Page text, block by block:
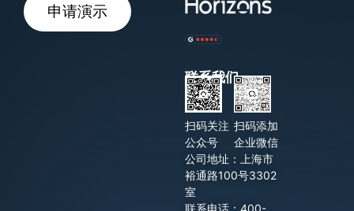
申请演示
联系我们
扫码关注
公众号
扫码添加
企业微信
公司地址：上海市
裕通路100号3302
室
联系电话：400-